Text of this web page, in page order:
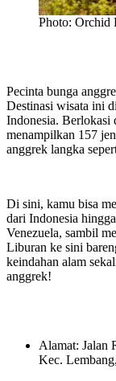
Photo: Orchid
Pecinta bunga
Destinasi wisata ini
Indonesia. Berlokasi
menampilkan 157
anggrek langka
Di sini, kamu bisa
dari Indonesia
Venezuela, sambil
Liburan ke sini
keindahan alam
anggrek!
Alamat: Jalan
Kec.